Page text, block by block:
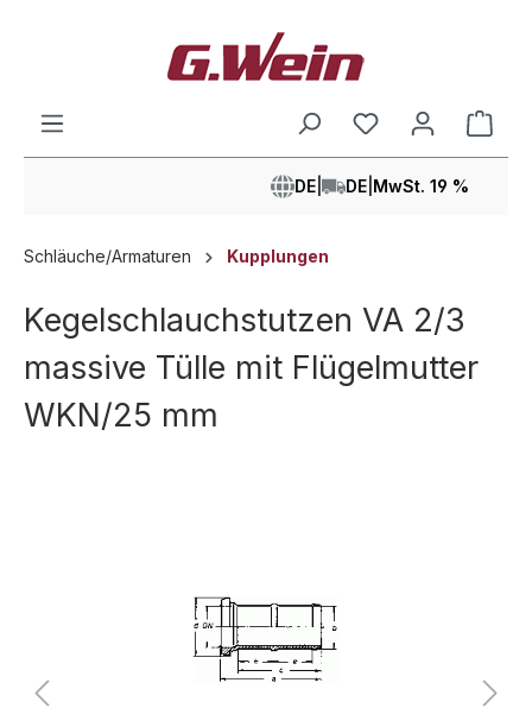
DE DE MwSt. 19 %
Schläuche/Armaturen Kupplungen
Kegelschlauchstutzen VA 2/3
massive Tülle mit Flügelmutter
WKN/25 mm